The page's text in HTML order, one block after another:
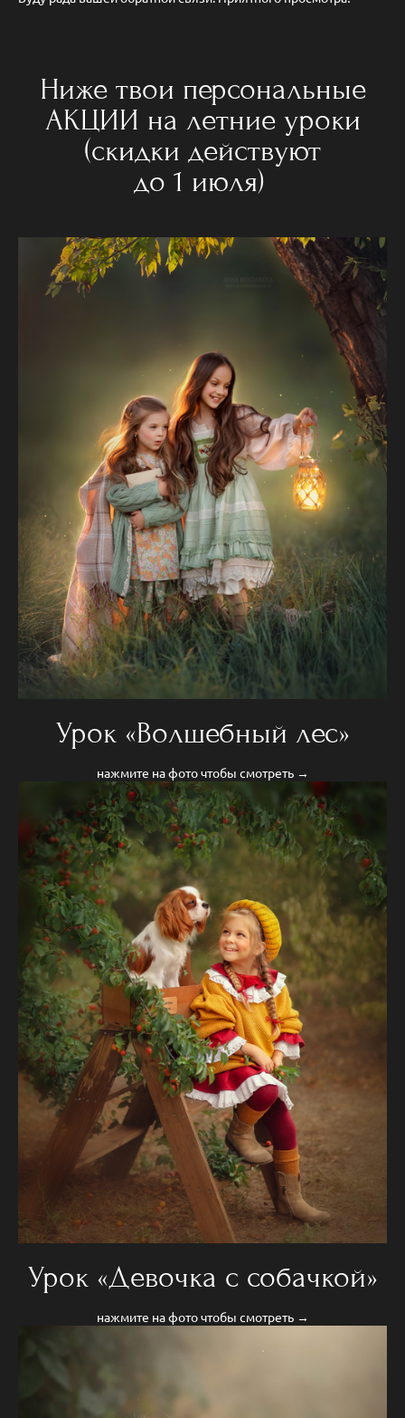
Ниже твои персональные
АКЦИИ на летние уроки
(скидки действуют
до 1 июля)
Урок «Волшебный лес»
нажмите на фото чтобы смотреть →
Урок «Девочка с собачкой»
нажмите на фото чтобы смотреть →